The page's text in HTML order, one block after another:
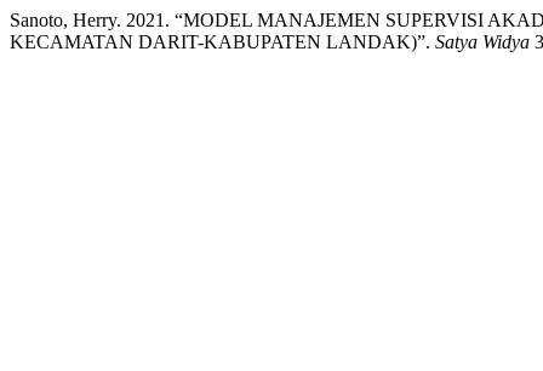
Sanoto, Herry. 2021. “MODEL MANAJEMEN SUPERVISI
KECAMATAN DARIT-KABUPATEN LANDAK)”. Satya Widya